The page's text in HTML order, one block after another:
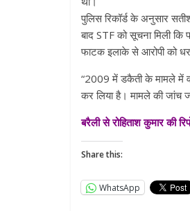
पुलिस रिकॉर्ड के अनुसार
बाद STF को सूचना मिली
फाटक इलाके से आरोपी को
“2009 में डकैती के मामले में
कर लिया है। मामले की जांच
बरैली से रोहिताश कुमार की
Share this:
WhatsApp